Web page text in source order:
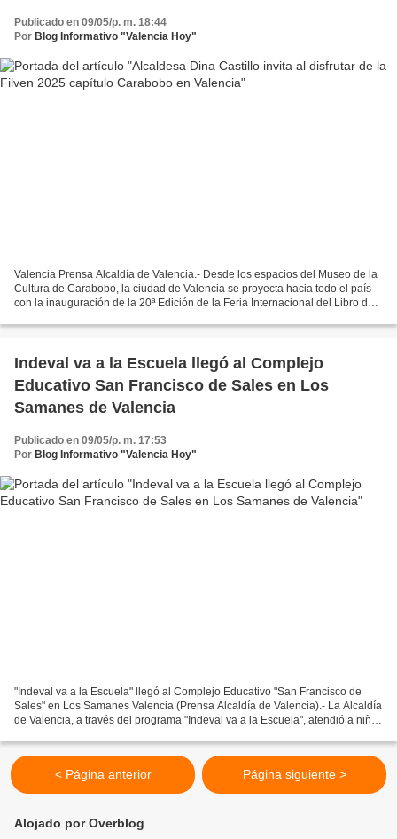
Publicado en 09/05/p. m. 18:44
Por Blog Informativo "Valencia Hoy"
Valencia Prensa Alcaldía de Valencia.- Desde los espacios del Museo de la
Cultura de Carabobo, la ciudad de Valencia se proyecta hacia todo el país
con la inauguración de la 20ª Edición de la Feria Internacional del Libro de
Indeval va a la Escuela llegó al Complejo
Educativo San Francisco de Sales en Los
Samanes de Valencia
Publicado en 09/05/p. m. 17:53
Por Blog Informativo "Valencia Hoy"
"Indeval va a la Escuela" llegó al Complejo Educativo "San Francisco de
Sales" en Los Samanes Valencia (Prensa Alcaldía de Valencia).- La Alcaldía
de Valencia, a través del programa "Indeval va a la Escuela", atendió a niños
< Página anterior Página siguiente >
Alojado por Overblog